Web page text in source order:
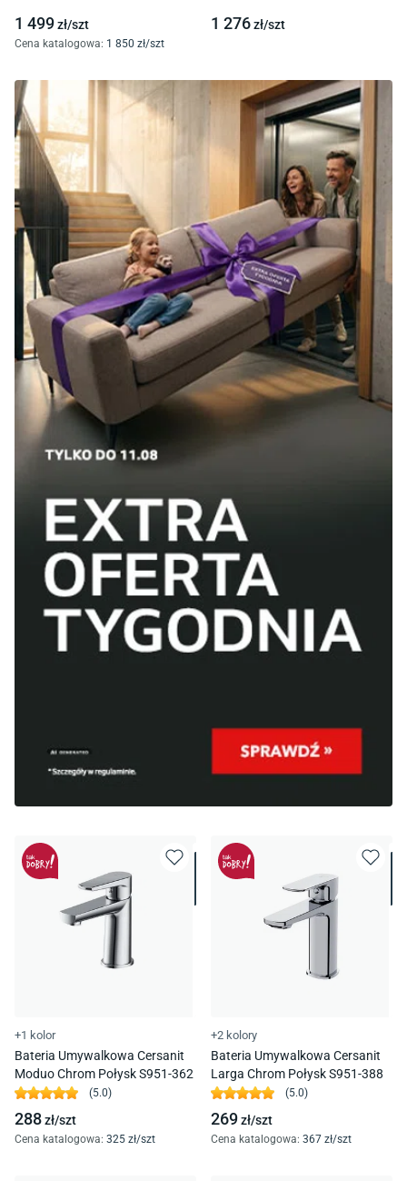
1 499zł/szt
Cena katalogowa: 1 850 zł/szt
1 276zł/szt
+1 kolor
Bateria Umywalkowa Cersanit
Moduo Chrom Połysk S951-362
(5.0)
288zł/szt
Cena katalogowa: 325 zł/szt
+2 kolory
Bateria Umywalkowa Cersanit
Larga Chrom Połysk S951-388
(5.0)
269zł/szt
Cena katalogowa: 367 zł/szt